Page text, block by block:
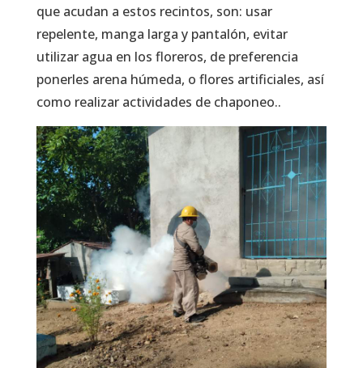
que acudan a estos recintos, son: usar
repelente, manga larga y pantalón, evitar
utilizar agua en los floreros, de preferencia
ponerles arena húmeda, o flores artificiales, así
como realizar actividades de chaponeo..